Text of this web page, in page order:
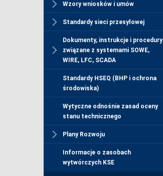
Wzory wniosków i umów
Standardy sieci przesyłowej
Dokumenty, instrukcje i procedury
związane z systemami SOWE,
WIRE, LFC, SCADA
Standardy HSEQ (BHP i ochrona
środowiska)
Wytyczne odnośnie zasad oceny
stanu technicznego
Plany Rozwoju
Informacje o zasobach
wytwórczych KSE